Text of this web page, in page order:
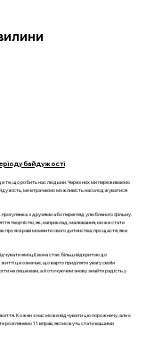
байдужості
те, що робить нас людьми. Через них ми переживаємо
ми втрачаємо можливість насолоджуватися
з друзями або перегляд улюбленого фільму.
творчістю, як, наприклад, малювання, може стати
яскраві моменти свого дитинства, про щастя, яке
емоції, вона стає більш відкритою до
це означає, що варто приділяти увагу своїм
не лише вам, а й оточуючим знову знайти радість у
Кожен з нас може відчувати цю порожнечу, але є
розглянемо 11 вправ, які можуть стати вашими